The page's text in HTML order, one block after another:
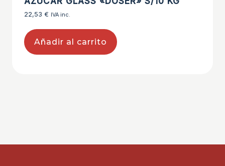
22,53 € IVA inc.
Añadir al carrito